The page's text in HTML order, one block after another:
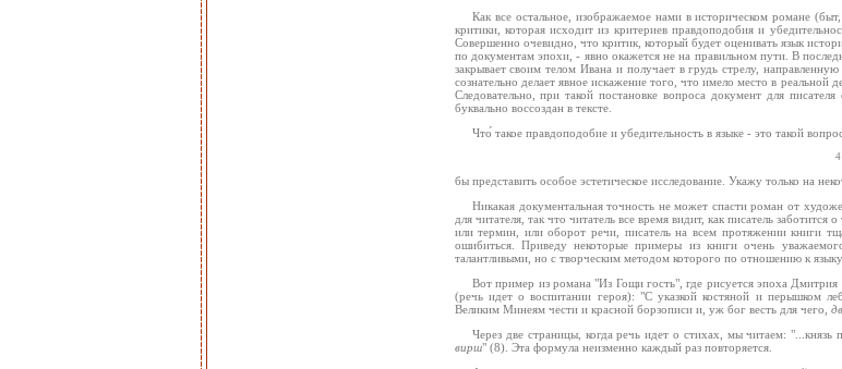
Как все остальное, изображаемое нами в историческом романе
критики, которая исходит из критериев правдоподобия и
Совершенно очевидно, что критик, который будет оценивать язык
по документам эпохи, - явно окажется не на правильном пути. В
закрывает своим телом Ивана и получает в грудь стрелу,
сознательно делает явное искажение того, что имело место в
Следовательно, при такой постановке вопроса документ для
буквально воссоздан в тексте.
Что́ такое правдоподобие и убедительность в языке - это такой
бы представить особое эстетическое исследование. Укажу только на
Никакая документальная точность не может спасти роман от
для читателя, так что читатель все время видит, как писатель
или термин, или оборот речи, писатель на всем протяжении книги
ошибиться. Приведу некоторые примеры из книги очень
талантливыми, но с творческим методом которого по отношению к языку
Вот пример из романа "Из Гощи гость", где рисуется эпоха
(речь идет о воспитании героя): "С указкой костяной и перышком
Великим Минеям чести и красной борзописи и, уж бог весть для чего,
Через две страницы, когда речь идет о стихах, мы читаем: "...князь
вирш" (8). Эта формула неизменно каждый раз повторяется.